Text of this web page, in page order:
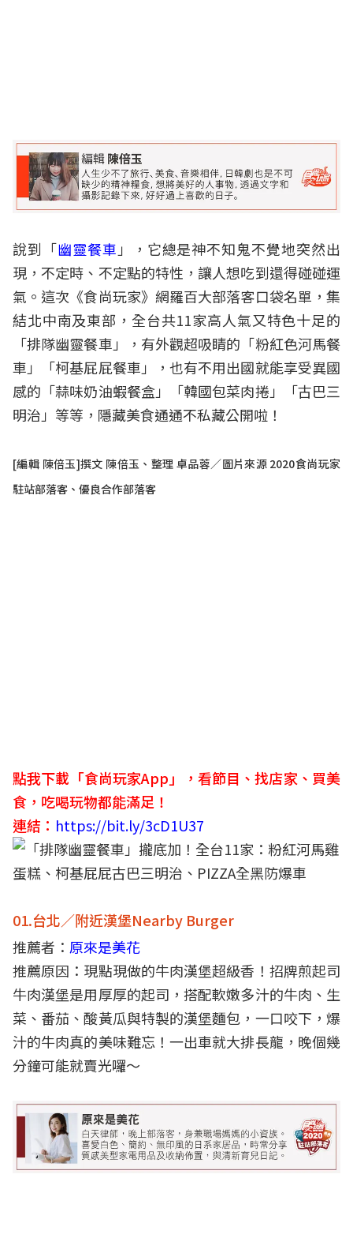
說到「幽靈餐車 」，它總是神不知鬼不覺地突然出
現，不定時、不定點的特性，讓人想吃到還得碰碰運
氣。這次《食尚玩家》網羅百大部落客口袋名單，集
結北中南及東部，全台共11家高人氣又特色十足的
「排隊幽靈餐車」，有外觀超吸睛的「粉紅色河馬餐
車」「柯基屁屁餐車」，也有不用出國就能享受異國
感的「蒜味奶油蝦餐盒」「韓國包菜肉捲」「古巴三
明治」等等，隱藏美食通通不私藏公開啦！
[編輯 陳倍玉]撰文 陳倍玉、整理 卓品蓉／圖片來源 2020食尚玩家
駐站部落客、優良合作部落客
點我下載「食尚玩家App」，看節目、找店家、買美
食，吃喝玩物都能滿足！
連結： https://bit.ly/3cD1U37
01.台北／附近漢堡Nearby Burger
推薦者： 原來是美花
推薦原因：現點現做的牛肉漢堡超級香！招牌煎起司
牛肉漢堡是用厚厚的起司，搭配軟嫩多汁的牛肉、生
菜、番茄、酸黃瓜與特製的漢堡麵包，一口咬下，爆
汁的牛肉真的美味難忘！一出車就大排長龍，晚個幾
分鐘可能就賣光囉～